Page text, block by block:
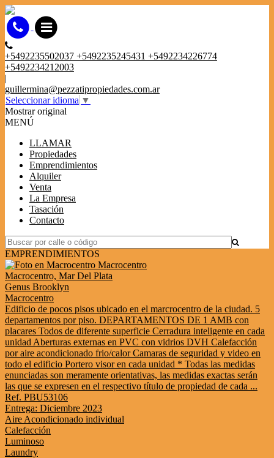
+5492235502037 +5492235245431 +5492234226774
+5492234212003
|
guillermina@pezzatipropiedades.com.ar
Seleccionar idioma ▼
Mostrar original
MENÚ
LLAMAR
Propiedades
Emprendimientos
Alquiler
Venta
La Empresa
Tasación
Contacto
EMPRENDIMIENTOS
Macrocentro, Mar Del Plata
Genus Brooklyn
Macrocentro
Edificio de pocos pisos ubicado en el marcrocentro de la ciudad. 5
departamentos por piso. DEPARTAMENTOS DE 1 AMB con
placares Todos de diferente superficie Cerradura inteligente en cada
unidad Aberturas externas en PVC con vidrios DVH Calefacción
por aire acondicionado frio/calor Camaras de seguridad y video en
todo el edificio Portero visor en cada unidad * Todas las medidas
enunciadas son meramente orientativas, las medidas exactas serán
las que se expresen en el respectivo título de propiedad de cada ...
Ref. PBU53106
Entrega: Diciembre 2023
Aire Acondicionado individual
Calefacción
Luminoso
Laundry